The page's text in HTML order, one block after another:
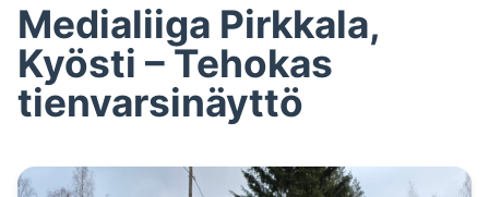
Medialiiga Pirkkala,
Kyösti – Tehokas
tienvarsinäyttö